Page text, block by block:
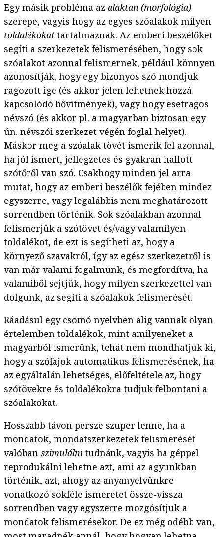
Egy másik probléma az alaktan (morfológia)
szerepe, vagyis hogy az egyes szóalakok milyen
toldalékokat tartalmaznak. Az emberi beszélőket
segíti a szerkezetek felismerésében, hogy sok
szóalakot azonnal felismernek, például könnyen
azonosítják, hogy egy bizonyos szó mondjuk
ragozott ige (és akkor jelen lehetnek hozzá
kapcsolódó bővítmények), vagy hogy esetragos
névszó (és akkor pl. a magyarban biztosan egy
ún. névszói szerkezet végén foglal helyet).
Máskor meg a szóalak tövét ismerik fel azonnal,
ha jól ismert, jellegzetes és gyakran hallott
szótőről van szó. Csakhogy minden jel arra
mutat, hogy az emberi beszélők fejében mindez
egyszerre, vagy legalábbis nem meghatározott
sorrendben történik. Sok szóalakban azonnal
felismerjük a szótövet és/vagy valamilyen
toldalékot, de ezt is segítheti az, hogy a
környező szavakról, így az egész szerkezetről is
van már valami fogalmunk, és megfordítva, ha
valamiből sejtjük, hogy milyen szerkezettel van
dolgunk, az segíti a szóalakok felismerését.
Ráadásul egy csomó nyelvben alig vannak olyan
értelemben toldalékok, mint amilyeneket a
magyarból ismerünk, tehát nem mondhatjuk ki,
hogy a szófajok automatikus felismerésének, ha
az egyáltalán lehetséges, előfeltétele az, hogy
szótövekre és toldalékokra tudjuk felbontani a
szóalakokat.
Hosszabb távon persze szuper lenne, ha a
mondatok, mondatszerkezetek felismerését
valóban szimulálni tudnánk, vagyis ha géppel
reprodukálni lehetne azt, ami az agyunkban
történik, azt, ahogy az anyanyelvünkre
vonatkozó sokféle ismeretet össze-vissza
sorrendben vagy egyszerre mozgósítjuk a
mondatok felismerésekor. De ez még odébb van,